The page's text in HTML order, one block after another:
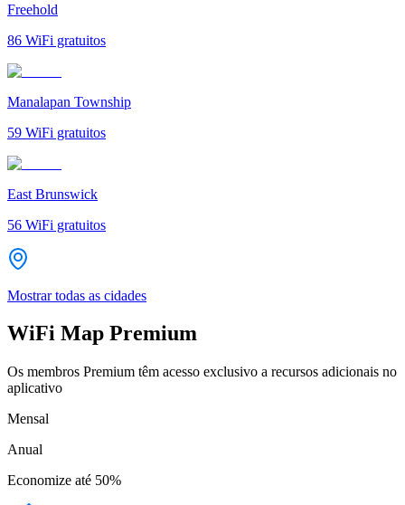
Freehold
86 WiFi gratuitos
Manalapan Township
59 WiFi gratuitos
East Brunswick
56 WiFi gratuitos
Mostrar todas as cidades
WiFi Map Premium
Os membros Premium têm acesso exclusivo a recursos adicionais no
aplicativo
Mensal
Anual
Economize até 50%